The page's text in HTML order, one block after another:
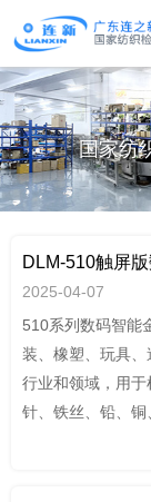
国家纺
DLM-510触屏
2025-04-07
510系列数码智能
装、橡塑、玩具
行业和领域，用
针、铁丝、铅、铜